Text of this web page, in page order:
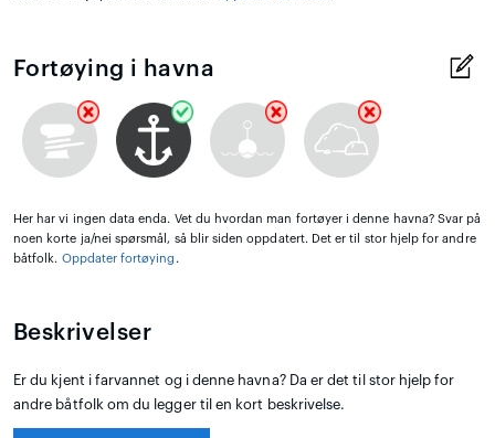
Fortøying i havna
Her har vi ingen data enda. Vet du hvordan man fortøyer i denne havna? Svar på
noen korte ja/nei spørsmål, så blir siden oppdatert. Det er til stor hjelp for andre
båtfolk. Oppdater fortøying .
Beskrivelser
Er du kjent i farvannet og i denne havna? Da er det til stor hjelp for
andre båtfolk om du legger til en kort beskrivelse.